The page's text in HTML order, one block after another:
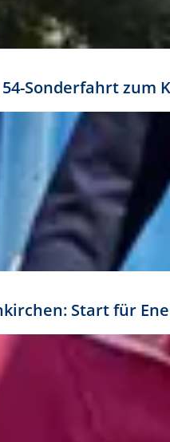
Sonderfahrt
Start für